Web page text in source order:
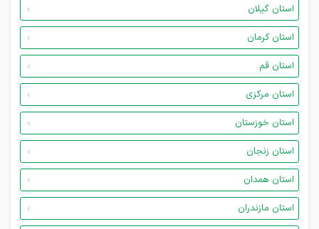
استان گیلان
استان کرمان
استان قم
استان مرکزی
استان خوزستان
استان زنجان
استان همدان
استان مازندران